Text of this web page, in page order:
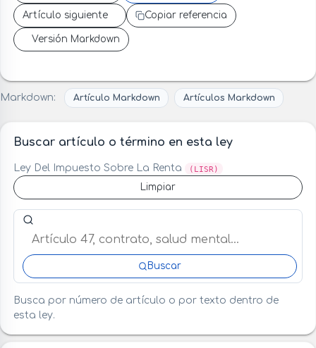
Artículo siguiente Copiar referencia
Versión Markdown
Markdown: Artículo Markdown Artículos Markdown
Buscar artículo o término en esta ley
Ley Del Impuesto Sobre La Renta (LISR)
Limpiar
Buscar artículo o término en esta ley
Buscar
Busca por número de artículo o por texto dentro de
esta ley.